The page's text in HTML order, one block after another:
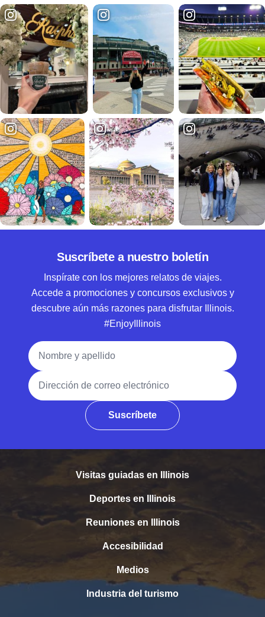
Suscríbete a nuestro boletín
Inspírate con los mejores relatos de viajes.
Accede a promociones y concursos exclusivos y
descubre aún más razones para disfrutar Illinois.
#EnjoyIllinois
Nombre y apellido
Dirección de correo electrónico
Suscríbete
Visitas guiadas en Illinois
Deportes en Illinois
Reuniones en Illinois
Accesibilidad
Medios
Industria del turismo